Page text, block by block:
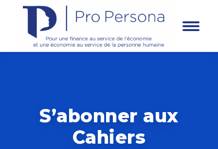
S’abonner aux
Cahiers
Panneau de gestion des cookies